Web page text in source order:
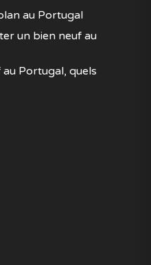
au Portugal
un bien neuf au
Portugal, quels